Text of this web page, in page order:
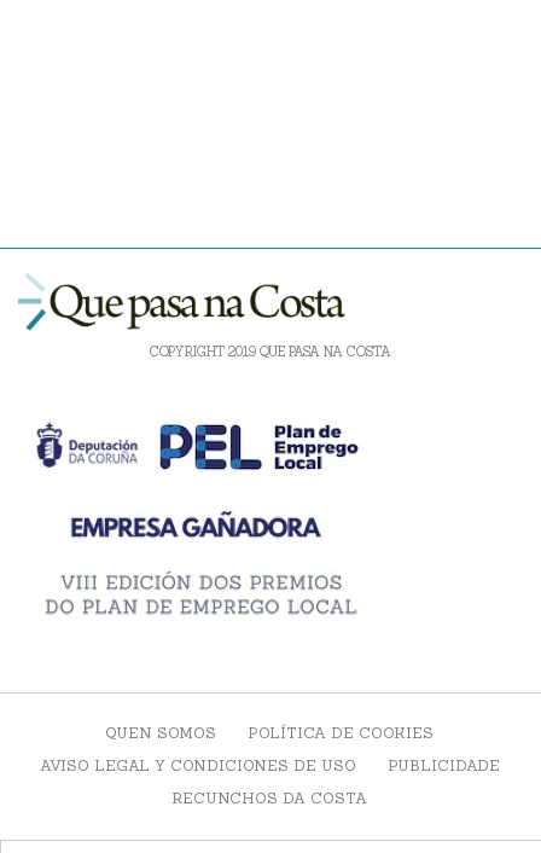
COPYRIGHT 2019 QUE PASA NA COSTA
QUEN SOMOS
POLÍTICA DE COOKIES
AVISO LEGAL Y CONDICIONES DE USO
PUBLICIDADE
RECUNCHOS DA COSTA